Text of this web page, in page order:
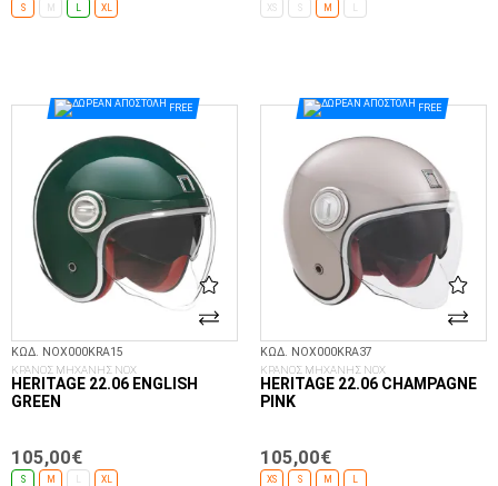
S XL XS S M
FREE
ΚΩΔ. NOX000KRA15
ΚΡΑΝΟΣ ΜΗΧΑΝΗΣ NOX
HERITAGE 22.06 ENGLISH
GREEN
105,00€
S M XL
FREE
ΚΩΔ. NOX000KRA37
ΚΡΑΝΟΣ ΜΗΧΑΝΗΣ NOX
HERITAGE 22.06 CHAMPAGNE
PINK
105,00€
XS S M L